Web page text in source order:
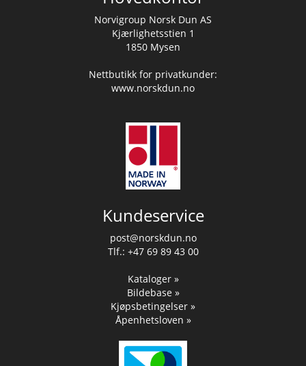
Norvigroup Norsk Dun AS
Kjærlighetsstien 1
1850 Mysen
Nettbutikk for privatkunder:
www.norskdun.no
Kundeservice
post@norskdun.no
Tlf.: +47 69 89 43 00
Kataloger »
Bildebase »
Kjøpsbetingelser »
Åpenhetsloven »